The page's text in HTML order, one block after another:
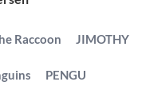
Raccoon JIMOTHY
PENGU